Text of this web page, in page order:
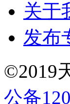
关于
发布
©2019
公备